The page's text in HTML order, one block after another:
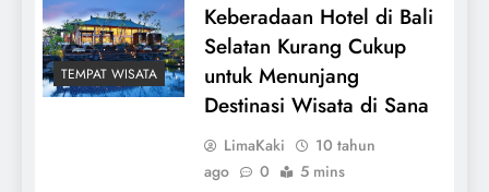
TEMPAT WISATA
Keberadaan Hotel di Bali
Selatan Kurang Cukup
untuk Menunjang
Destinasi Wisata di Sana
LimaKaki
10 tahun
ago
0 5 mins